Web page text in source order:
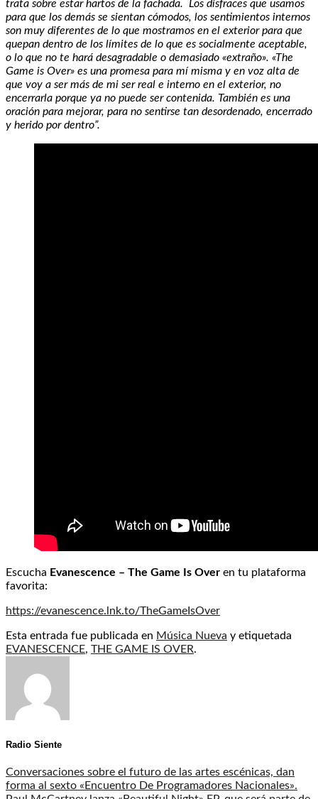
trata sobre estar hartos de la fachada. Los disfraces que usamos
para que los demás se sientan cómodos, los sentimientos internos
son muy diferentes de lo que mostramos en el exterior para que
quepan dentro de los límites de lo que es socialmente aceptable,
o lo que no te hará desagradable o demasiado «extraño». «The
Game is Over» es una promesa para mí misma y en voz alta de
que voy a ser más de mi ser real e interno en el exterior, no
encerrarla porque ya no puede ser contenida. También es una
oración para mejorar, para no sentirse tan desordenado, encerrado
y herido por dentro”.
Escucha Evanescence – The Game Is Over en tu plataforma
favorita:
https://evanescence.lnk.to/TheGameIsOver
Esta entrada fue publicada en Música Nueva y etiquetada
EVANESCENCE, THE GAME IS OVER.
Radio Siente
Conversaciones sobre el futuro de las artes escénicas, dan
forma al sexto «Encuentro De Programadores Nacionales».